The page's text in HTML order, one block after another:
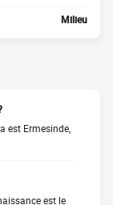
Milieu
est Ermesinde,
est le